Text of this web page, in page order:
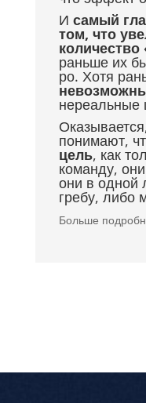
И самый
том, что
раньше их
ро. Хотя
понимают,
цель, как
команду,
они в одной
гребу, либо
Больше